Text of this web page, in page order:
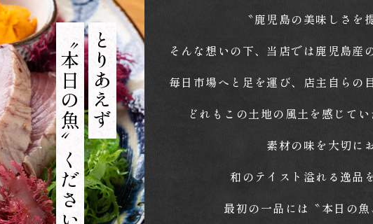
とりあえず
〝本日の魚〟ください！
〝鹿児島の美味しさを
そんな想いの下、当店では鹿児島産
毎日市場へと足を運び、店主自らの
どれもこの土地の風土を感じて
素材の味を大切に
和のテイスト溢れる逸品
最初の一品には〝本日の魚